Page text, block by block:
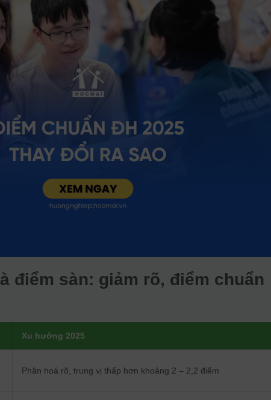
điểm sàn: giảm rõ, điểm chuẩn
Xu hướng 2025
Phân hoá rõ, trung vị thấp hơn khoảng 2 – 2,2 điểm